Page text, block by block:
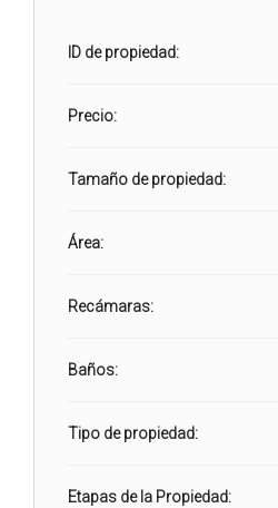
ID de propiedad:
Precio:
Tamaño de propiedad:
Área:
Recámaras:
Baños:
Tipo de propiedad:
Etapas de la Propiedad: